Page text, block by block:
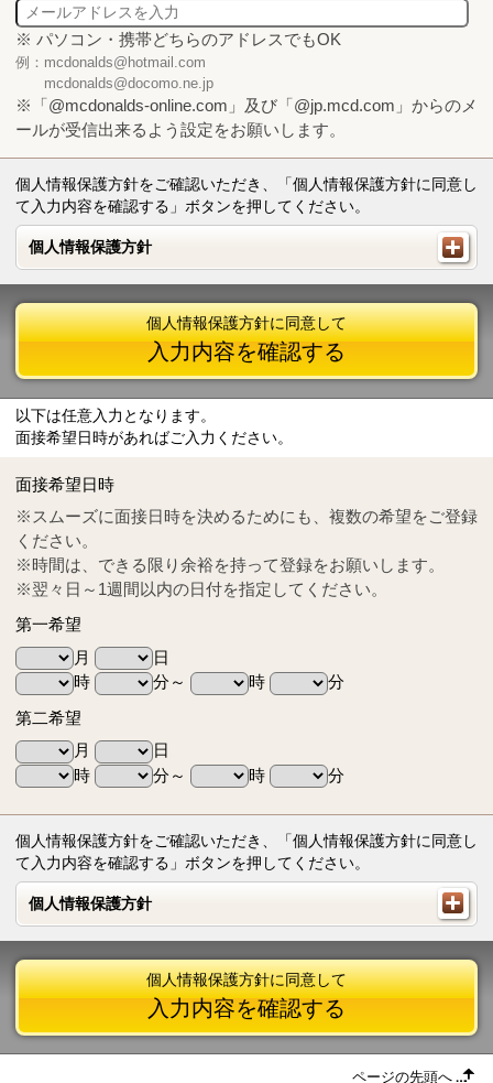
※ パソコン・携帯どちらのアドレスでもOK
例：mcdonalds@hotmail.com
mcdonalds@docomo.ne.jp
※「@mcdonalds-online.com」及び「@jp.mcd.com」からのメ
ールが受信出来るよう設定をお願いします。
個人情報保護方針をご確認いただき、「個人情報保護方針に同意し
て入力内容を確認する」ボタンを押してください。
個人情報保護方針
個人情報保護方針
Tel
0570-55-0314
個人情報保護方針に同意して
入力内容を確認する
以下は任意入力となります。
面接希望日時があればご入力ください。
面接希望日時
※スムーズに面接日時を決めるためにも、複数の希望をご登録
ください。
※時間は、できる限り余裕を持って登録をお願いします。
※翌々日～1週間以内の日付を指定してください。
第一希望
月
日
時
分～ 時
分
第二希望
月
日
時
分～ 時 分
個人情報保護方針をご確認いただき、「個人情報保護方針に同意し
て入力内容を確認する」ボタンを押してください。
個人情報保護方針
個人情報保護方針
個人情報保護方針に同意して
入力内容を確認する
ページの先頭へ